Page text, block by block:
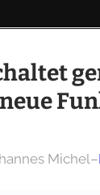
Michel–